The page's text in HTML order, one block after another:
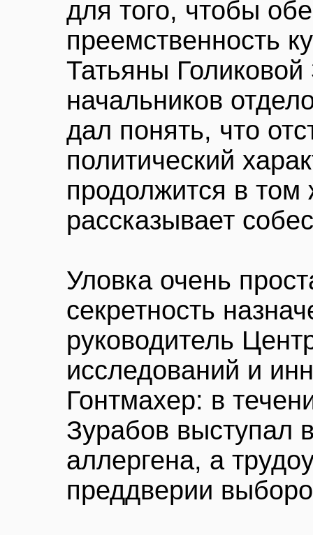
для того, чтобы
преемственность
Татьяны
начальников
дал понять, что
политический
продолжится в
рассказывает
Уловка очень
секретность
руководитель
исследований и
Гонтмахер: в
Зурабов выступал
аллергена, а
преддверии